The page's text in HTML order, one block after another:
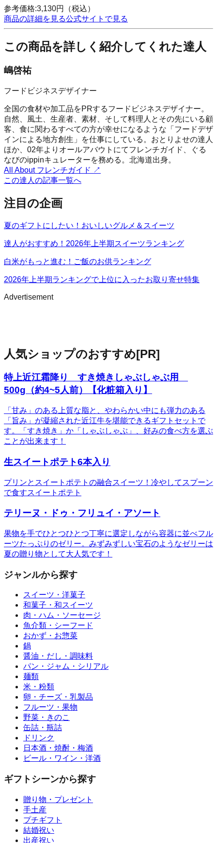
参考価格:3,130円
（税込）
商品の詳細を見る公式サイトで見る
この商品を詳しく紹介してくれた達人
嶋啓祐
フードビジネスデザイナー
全国の食材や加工品をPRするフードビジネスデザイナー。
自然、風土、生産者、素材、そして料理人とその先にいる顧
客、食に関わるすべての方が幸せになるような「フードデザ
インによる地方創生」を仕事にしている。おとりよせの達人
ほか、02年よりオールアバウトにてフレンチガイド、ぐる
なびのippinキュレーターを務める。北海道出身。
All About フレンチガイド ↗
この達人の記事一覧へ
注目の企画
夏のギフトにしたい！おいしいグルメ＆スイーツ
達人がおすすめ！2026年上半期スイーツランキング
白米がもっと進む！ご飯のお供ランキング
2026年上半期ランキングで上位に入ったお取り寄せ特集
Advertisement
人気ショップのおすすめ[PR]
特上近江霜降り すき焼きしゃぶしゃぶ用
500g（約4~5人前）【化粧箱入り】
「甘み」のある上質な脂と、やわらかい中にも弾力のある
「旨み」が凝縮された近江牛を堪能できるギフトセットで
す。「すき焼き」か「しゃぶしゃぶ」、好みの食べ方を選ぶ
ことが出来ます！
生スイートポテト6本入り
プリンとスイートポテトの融合スイーツ！冷やしてスプーン
で食すスイートポテト
テリーヌ・ドゥ・フリュイ・アソート
果物を手でひとつひとつ丁寧に選定しながら容器に並べフル
ーツたっぷりのゼリー。みずみずしい宝石のようなゼリーは
夏の贈り物として大人気です！
ジャンルから探す
スイーツ・洋菓子
和菓子・和スイーツ
肉・ハム・ソーセージ
魚介類・シーフード
おかず・お惣菜
鍋
醤油・だし・調味料
パン・ジャム・シリアル
麺類
米・粉類
卵・チーズ・乳製品
フルーツ・果物
野菜・きのこ
缶詰・瓶詰
ドリンク
日本酒・焼酎・梅酒
ビール・ワイン・洋酒
ギフトシーンから探す
贈り物・プレゼント
手土産
プチギフト
結婚祝い
出産祝い